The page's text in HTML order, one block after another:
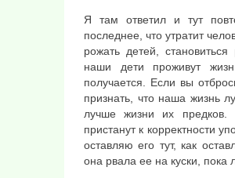
Я там ответил и тут
последнее, что утратит
рожать детей,
наши дети проживут
получается. Если вы
признать, что наша жизнь
лучше жизни их
пристанут к корректности
оставляю его тут, как
она рвала ее на куски,